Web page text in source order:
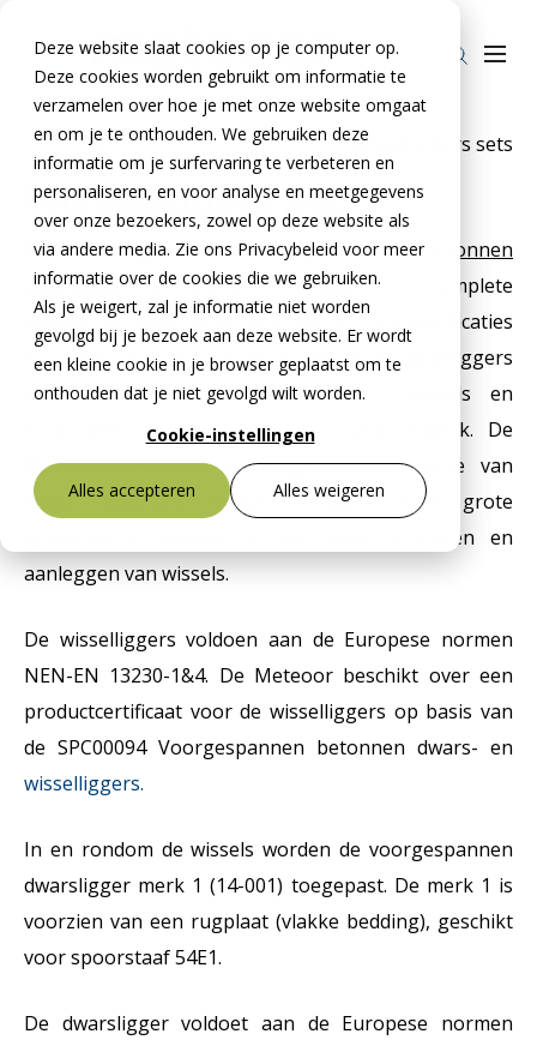
Deze website slaat cookies op je computer op.
Deze cookies worden gebruikt om informatie te
verzamelen over hoe je met onze website omgaat
en om je te onthouden. We gebruiken deze
informatie om je surfervaring te verbeteren en
personaliseren, en voor analyse en meetgegevens
over onze bezoekers, zowel op deze website als
via andere media. Zie ons Privacybeleid voor meer
informatie over de cookies die we gebruiken.
Als je weigert, zal je informatie niet worden
gevolgd bij je bezoek aan deze website. Er wordt
een kleine cookie in je browser geplaatst om te
onthouden dat je niet gevolgd wilt worden.
Cookie-instellingen
Alles accepteren Alles weigeren
Bestekservice Stelcon
Downloads
Werken bij
Producten
Stelcon®
Railcon®
Divicon®
BTE Groep
Onze verhalen
Over ons
Over De Meteoor Beton B.V.
Over Stelcon®
Over Railcon®
Over Divicon®
Medewerkers
MVO
Veelgestelde vragen
Contact
Contact Stelcon®
Contact Railcon®
Contact Divicon®
Openingstijden
Home »Producten » Railcon »Wisselliggers sets
Wisselliggers sets
De wisselliggers zijn voorgespannenbetonnen
dwarsliggerdie worden toegepast voor complete
wissels. De wisselligger sets worden op specificaties
van klant geproduceerd en geleverd. De wisselliggers
zijn geschikt voor diverse soorten wissels en
kruisingen in het Nederlandse spoornetwerk. De
Meteoor levert de wisselliggers in volgorde van
leggen, waardoor er door de wisselbouwer grote
tijdswinst te behalen bij het voor monteren en
aanleggen van wissels.
De wisselliggers voldoen aan de Europese normen
NEN-EN 13230-1&4. De Meteoor beschikt over een
productcertificaat voor de wisselliggers op basis van
de SPC00094 Voorgespannen betonnen dwars- en
wisselliggers.
In en rondom de wissels worden de voorgespannen
dwarsligger merk 1 (14-001) toegepast. De merk 1 is
voorzien van een rugplaat (vlakke bedding), geschikt
voor spoorstaaf 54E1.
De dwarsligger voldoet aan de Europese normen